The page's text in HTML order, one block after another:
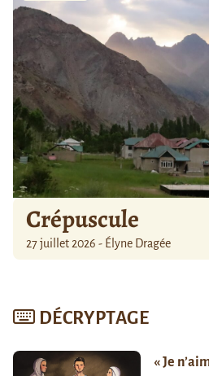
Crépuscule
27 juillet 2026 - Élyne Dragée
DÉCRYPTAGE
« Je